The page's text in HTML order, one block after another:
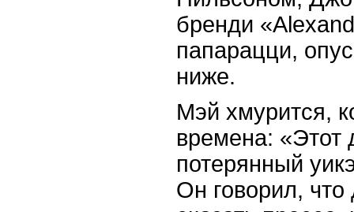
бренди «
папарацци,
ниже.
Мэй хмурится,
времена: «Этот
потерянный
Он говорил,